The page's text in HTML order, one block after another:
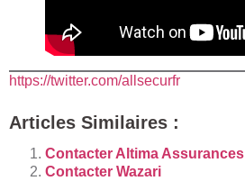
https://twitter.com/allsecurfr
Articles Similaires :
Contacter Altima Assurances
Contacter Wazari